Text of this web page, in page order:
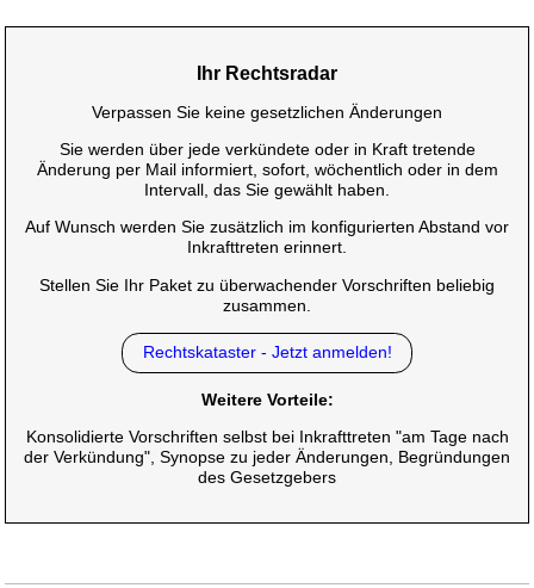
Ihr Rechtsradar
Verpassen Sie keine gesetzlichen Änderungen
Sie werden über jede verkündete oder in Kraft tretende
Änderung per Mail informiert, sofort, wöchentlich oder in dem
Intervall, das Sie gewählt haben.
Auf Wunsch werden Sie zusätzlich im konfigurierten Abstand vor
Inkrafttreten erinnert.
Stellen Sie Ihr Paket zu überwachender Vorschriften beliebig
zusammen.
Rechtskataster - Jetzt anmelden!
Weitere Vorteile:
Konsolidierte Vorschriften selbst bei Inkrafttreten "am Tage nach
der Verkündung", Synopse zu jeder Änderungen, Begründungen
des Gesetzgebers